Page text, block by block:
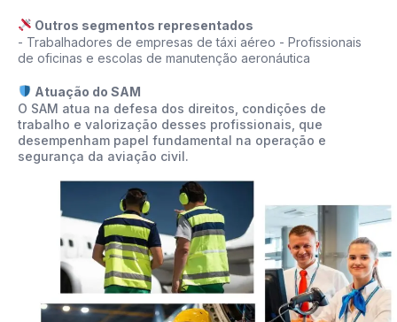
Outros segmentos representados
- Trabalhadores de empresas de táxi aéreo - Profissionais
de oficinas e escolas de manutenção aeronáutica
Atuação do SAM
O SAM atua na defesa dos direitos, condições de
trabalho e valorização desses profissionais, que
desempenham papel fundamental na operação e
segurança da aviação civil.